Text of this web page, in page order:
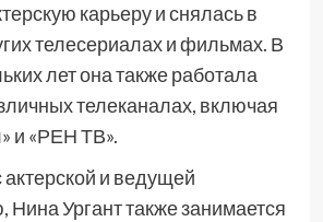
карьеру и снялась в
телесериалах и фильмах. В
лет она также работала
телеканалах, включая
и «РЕН ТВ».
и ведущей
Нина Ургант также занимается